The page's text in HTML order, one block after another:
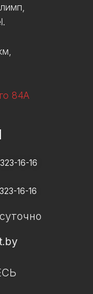
84А
16-16
16-16